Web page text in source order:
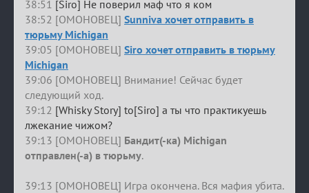
38:51 [Siro] Не поверил маф что я ком
38:52 [ОМОНОВЕЦ] Sunniva хочет отправить в
тюрьму Michigan
39:05 [ОМОНОВЕЦ] Siro хочет отправить в тюрьму
Michigan
39:06 [ОМОНОВЕЦ] Внимание! Сейчас будет
следующий ход.
39:12 [Whisky Story] to[Siro] а ты что практикуешь
лжекание чижом?
39:13 [ОМОНОВЕЦ] Бандит(-ка) Michigan
отправлен(-а) в тюрьму.
39:13 [ОМОНОВЕЦ] Игра окончена. Вся мафия убита.